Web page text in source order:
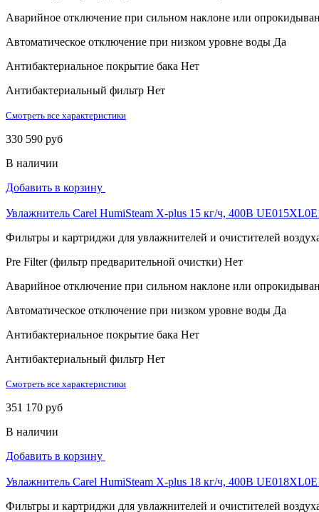
Аварийное отключение при сильном наклоне или
Автоматическое отключение при низком уровне воды Да
Антибактериальное покрытие бака Нет
Антибактериальный фильтр Нет
Смотреть все характеристики
330 590 руб
В наличии
Добавить в корзину
Увлажнитель Carel HumiSteam X-plus 15 кг/ч, 400В
Фильтры и картриджи для увлажнителей и очистителей
Pre Filter (фильтр предварительной очистки) Нет
Аварийное отключение при сильном наклоне или
Автоматическое отключение при низком уровне воды Да
Антибактериальное покрытие бака Нет
Антибактериальный фильтр Нет
Смотреть все характеристики
351 170 руб
В наличии
Добавить в корзину
Увлажнитель Carel HumiSteam X-plus 18 кг/ч, 400В
Фильтры и картриджи для увлажнителей и очистителей